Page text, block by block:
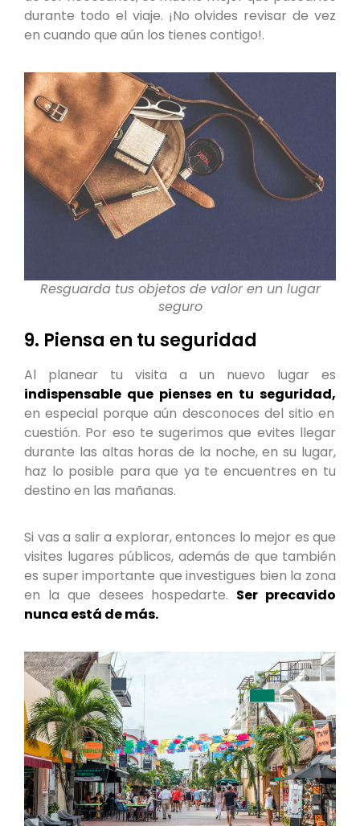
durante todo el viaje. ¡No olvides revisar de vez
en cuando que aún los tienes contigo!.
Resguarda tus objetos de valor en un lugar
seguro
9. Piensa en tu seguridad
Al planear tu visita a un nuevo lugar es
indispensable que pienses en tu seguridad,
en especial porque aún desconoces del sitio en
cuestión. Por eso te sugerimos que evites llegar
durante las altas horas de la noche, en su lugar,
haz lo posible para que ya te encuentres en tu
destino en las mañanas.
Si vas a salir a explorar, entonces lo mejor es que
visites lugares públicos, además de que también
es super importante que investigues bien la zona
en la que desees hospedarte. Ser precavido
nunca está de más.